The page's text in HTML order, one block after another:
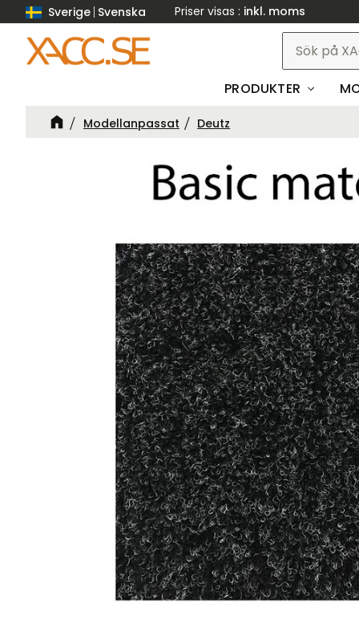
Sverige Svenska Priser visas inkl. moms
PRODUKTER
Modellanpassat Deutz